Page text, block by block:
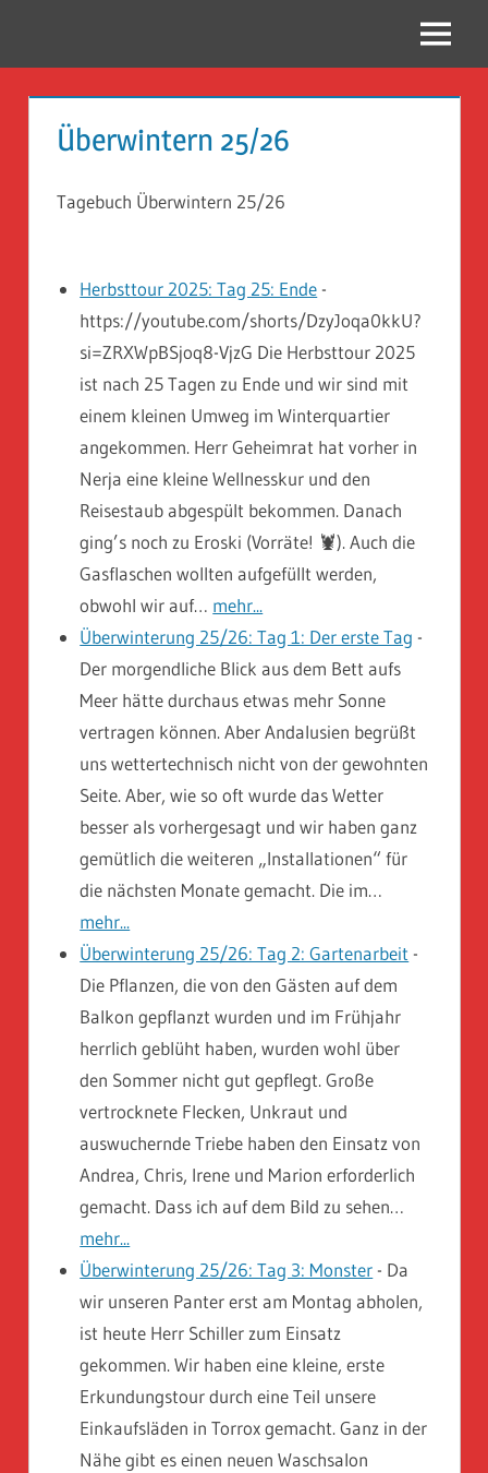
Guckloch
Herr
auf
Reisen
Menü
Überwintern 25/26
Tagebuch Überwintern 25/26
Herbsttour 2025: Tag 25: Ende -
https://youtube.com/shorts/DzyJoqa0kkU?
si=ZRXWpBSjoq8-VjzG Die Herbsttour 2025
ist nach 25 Tagen zu Ende und wir sind mit
einem kleinen Umweg im Winterquartier
angekommen. Herr Geheimrat hat vorher in
Nerja eine kleine Wellnesskur und den
Reisestaub abgespült bekommen. Danach
ging’s noch zu Eroski (Vorräte! 🦞). Auch die
Gasflaschen wollten aufgefüllt werden,
obwohl wir auf… mehr...
Überwinterung 25/26: Tag 1: Der erste Tag -
Der morgendliche Blick aus dem Bett aufs
Meer hätte durchaus etwas mehr Sonne
vertragen können. Aber Andalusien begrüßt
uns wettertechnisch nicht von der gewohnten
Seite. Aber, wie so oft wurde das Wetter
besser als vorhergesagt und wir haben ganz
gemütlich die weiteren „Installationen“ für
die nächsten Monate gemacht. Die im…
mehr...
Überwinterung 25/26: Tag 2: Gartenarbeit -
Die Pflanzen, die von den Gästen auf dem
Balkon gepflanzt wurden und im Frühjahr
herrlich geblüht haben, wurden wohl über
den Sommer nicht gut gepflegt. Große
vertrocknete Flecken, Unkraut und
auswuchernde Triebe haben den Einsatz von
Andrea, Chris, Irene und Marion erforderlich
gemacht. Dass ich auf dem Bild zu sehen…
mehr...
Überwinterung 25/26: Tag 3: Monster - Da
wir unseren Panter erst am Montag abholen,
ist heute Herr Schiller zum Einsatz
gekommen. Wir haben eine kleine, erste
Erkundungstour durch eine Teil unsere
Einkaufsläden in Torrox gemacht. Ganz in der
Nähe gibt es einen neuen Waschsalon